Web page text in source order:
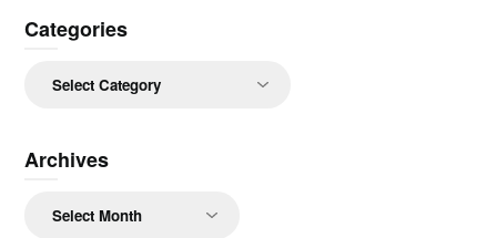
Categories
Archives